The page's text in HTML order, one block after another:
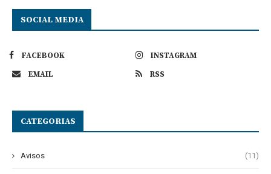
SOCIAL MEDIA
FACEBOOK
INSTAGRAM
EMAIL
RSS
CATEGORIAS
Avisos (11)